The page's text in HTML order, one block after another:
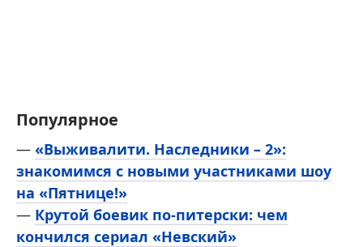
Популярное
— «Выживалити. Наследники – 2»:
знакомимся с новыми участниками шоу
на «Пятнице!»
— Крутой боевик по-питерски: чем
кончился сериал «Невский»